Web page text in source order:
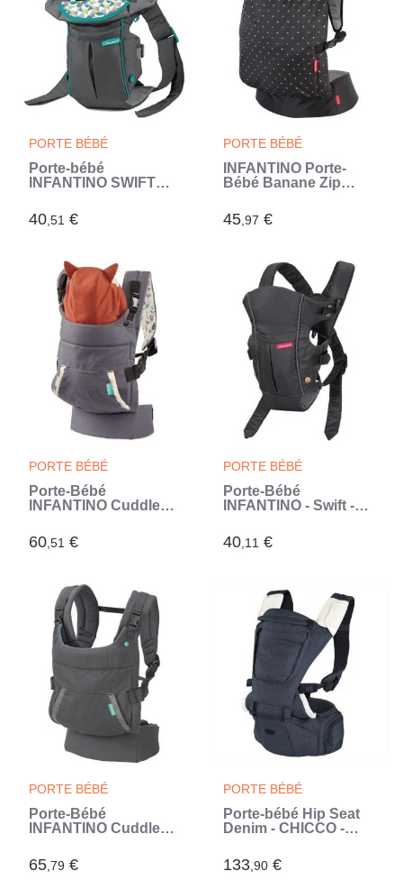
PORTE BÉBÉ
Porte-bébé
INFANTINO SWIFT
40,51 €
PORTE BÉBÉ
INFANTINO Porte-
Bébé Banane Zip
45,97 €
PORTE BÉBÉ
Porte-Bébé
INFANTINO Cuddle
: ventral face et dorsal
(Gris)
60,51 €
PORTE BÉBÉ
Porte-Bébé
INFANTINO - Swift -
Noir/Bleu - Pour Bébé
de 0 a 24 mois (Noir)
40,11 €
PORTE BÉBÉ
Porte-Bébé
INFANTINO Cuddle
: ventral face et dorsal
65,79 €
PORTE BÉBÉ
Porte-bébé Hip Seat
Denim - CHICCO -
Naissance a 15 kg
(Bleu)
133,90 €